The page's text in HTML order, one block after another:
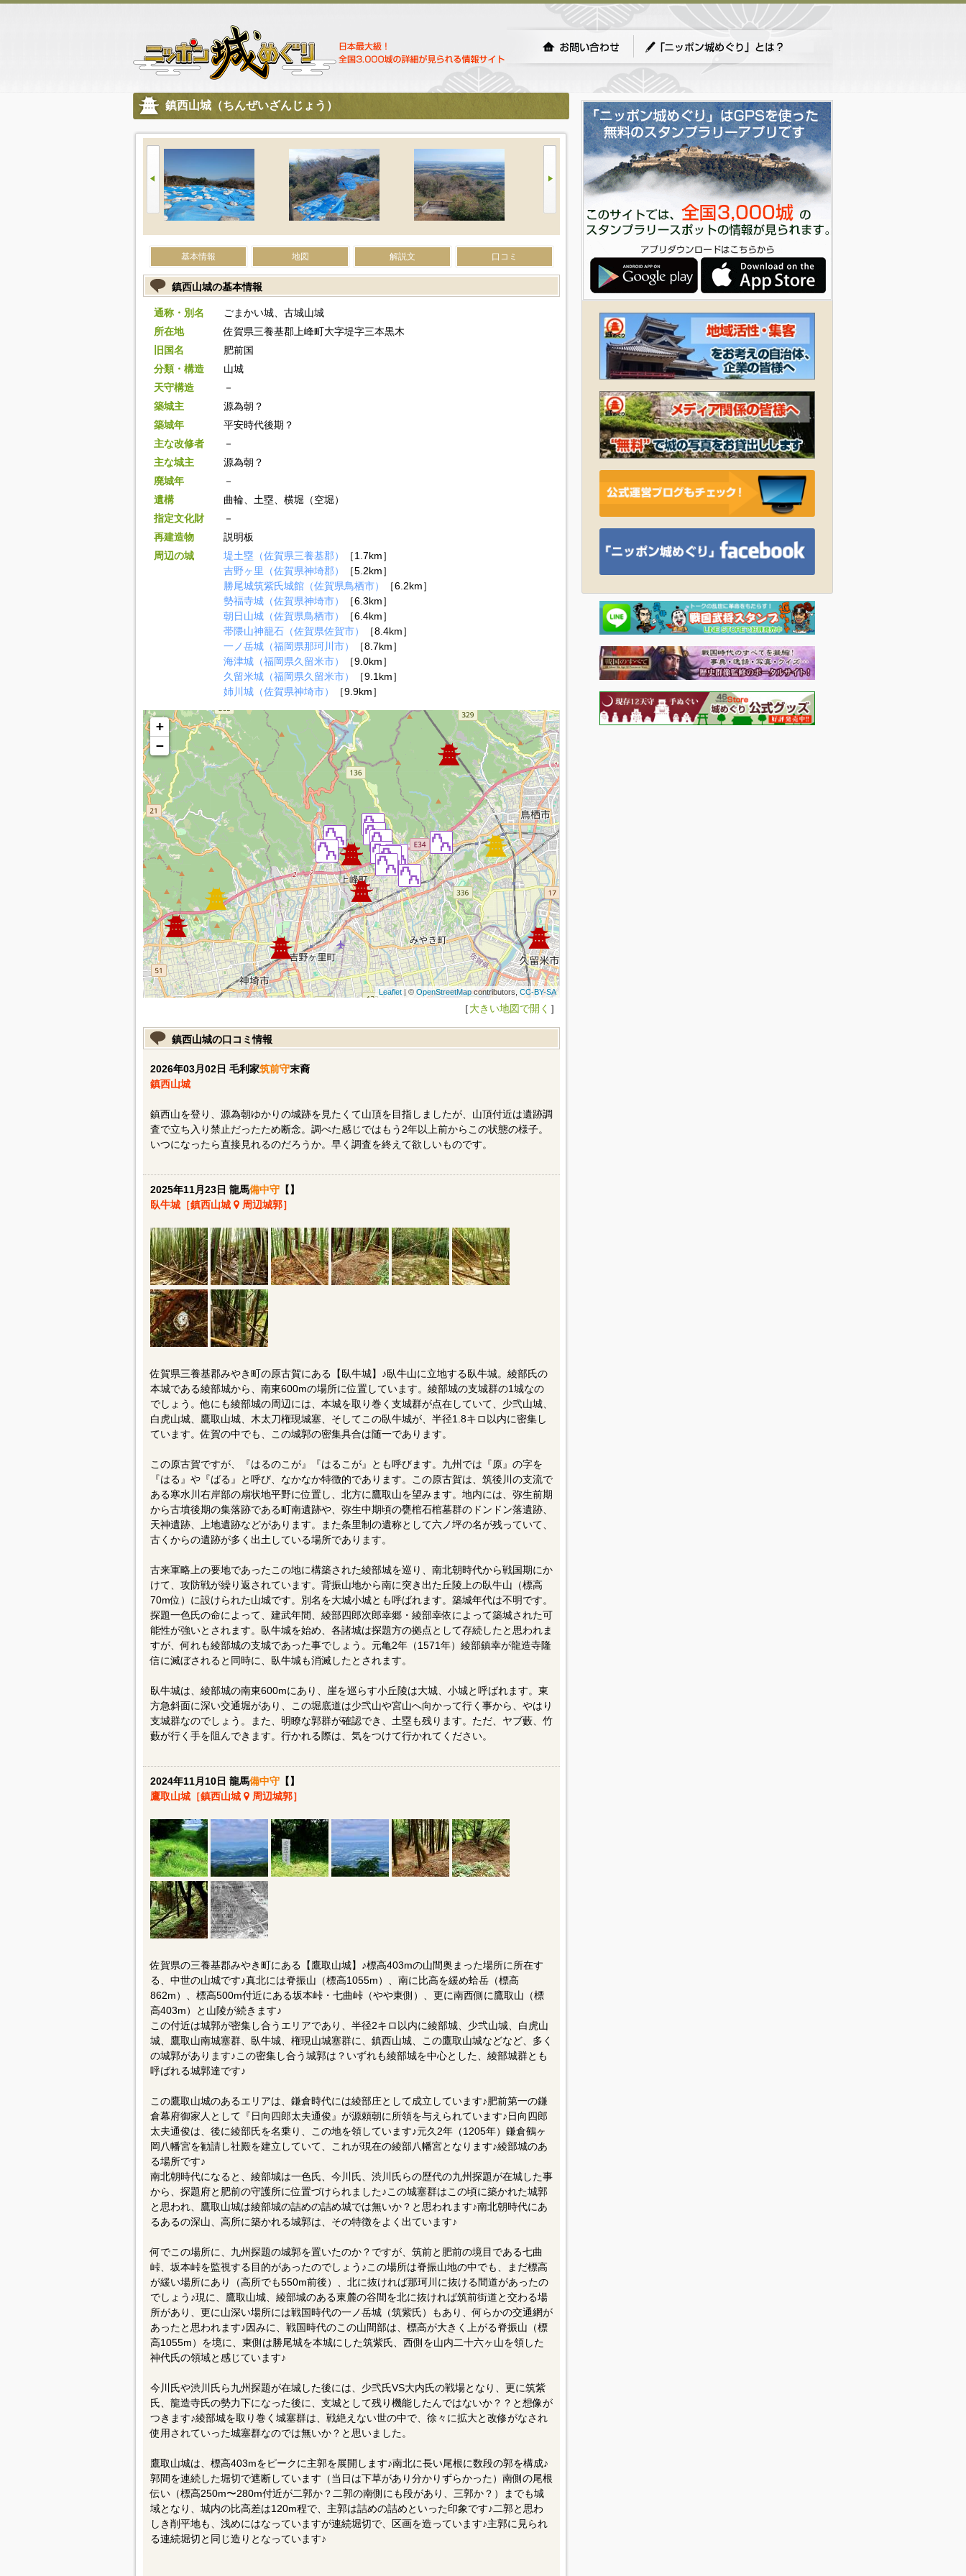
鎮西山城（ちんぜいざんじょう）
基本情報 地図 解説文 口コミ
鎮西山城の基本情報
通称・別名
ごまかい城、古城山城
所在地
佐賀県三養基郡上峰町大字堤字三本黒木
旧国名
肥前国
分類・構造
山城
天守構造
－
築城主
源為朝？
築城年
平安時代後期？
主な改修者
－
主な城主
源為朝？
廃城年
－
遺構
曲輪、土塁、横堀（空堀）
指定文化財
－
再建造物
説明板
周辺の城
堤土塁（佐賀県三養基郡）
［1.7km］
吉野ヶ里（佐賀県神埼郡）
［5.2km］
勝尾城筑紫氏城館（佐賀県鳥栖市）
［6.2km］
勢福寺城（佐賀県神埼市）
［6.3km］
朝日山城（佐賀県鳥栖市）
［6.4km］
帯隈山神籠石（佐賀県佐賀市）
［8.4km］
一ノ岳城（福岡県那珂川市）
［8.7km］
海津城（福岡県久留米市）
［9.0km］
久留米城（福岡県久留米市）
［9.1km］
姉川城（佐賀県神埼市）
［9.9km］
+
−
Leaflet| © OpenStreetMapcontributors, CC-BY-SA
［大きい地図で開く ］
鎮西山城の口コミ情報
2026年03月02日 毛利家筑前守末裔
鎮西山城
鎮西山を登り、源為朝ゆかりの城跡を見たくて山頂を目指しましたが、山頂付近は遺跡調
査で立ち入り禁止だったため断念。調べた感じではもう2年以上前からこの状態の様子。
いつになったら直接見れるのだろうか。早く調査を終えて欲しいものです。
2025年11月23日 龍馬備中守【】
臥牛城［鎮西山城
周辺城郭］
佐賀県三養基郡みやき町の原古賀にある【臥牛城】♪臥牛山に立地する臥牛城。綾部氏の
本城である綾部城から、南東600mの場所に位置しています。綾部城の支城群の1城なの
でしょう。他にも綾部城の周辺には、本城を取り巻く支城群が点在していて、少弐山城、
白虎山城、鷹取山城、木太刀権現城塞、そしてこの臥牛城が、半径1.8キロ以内に密集し
ています。佐賀の中でも、この城郭の密集具合は随一であります。
この原古賀ですが、『はるのこが』『はるこが』とも呼びます。九州では『原』の字を
『はる』や『ばる』と呼び、なかなか特徴的であります。この原古賀は、筑後川の支流で
ある寒水川右岸部の扇状地平野に位置し、北方に鷹取山を望みます。地内には、弥生前期
から古墳後期の集落跡である町南遺跡や、弥生中期頃の甕棺石棺墓群のドンドン落遺跡、
天神遺跡、上地遺跡などがあります。また条里制の遺称として六ノ坪の名が残っていて、
古くからの遺跡が多く出土している場所であります。
古来軍略上の要地であったこの地に構築された綾部城を巡り、南北朝時代から戦国期にか
けて、攻防戦が繰り返されています。背振山地から南に突き出た丘陵上の臥牛山（標高
70m位）に設けられた山城です。別名を大城小城とも呼ばれます。築城年代は不明です。
探題一色氏の命によって、建武年間、綾部四郎次郎幸郷・綾部幸依によって築城された可
能性が強いとされます。臥牛城を始め、各諸城は探題方の拠点として存続したと思われま
すが、何れも綾部城の支城であった事でしょう。元亀2年（1571年）綾部鎮幸が龍造寺隆
信に滅ぼされると同時に、臥牛城も消滅したとされます。
臥牛城は、綾部城の南東600mにあり、崖を巡らす小丘陵は大城、小城と呼ばれます。東
方急斜面に深い交通堀があり、この堀底道は少弐山や宮山へ向かって行く事から、やはり
支城群なのでしょう。また、明瞭な郭群が確認でき、土塁も残ります。ただ、ヤブ藪、竹
藪が行く手を阻んできます。行かれる際は、気をつけて行かれてください。
2024年11月10日 龍馬備中守【】
鷹取山城［鎮西山城
周辺城郭］
佐賀県の三養基郡みやき町にある【鷹取山城】♪標高403mの山間奥まった場所に所在す
る、中世の山城です♪真北には脊振山（標高1055m）、南に比高を緩め蛤岳（標高
862m）、標高500m付近にある坂本峠・七曲峠（やや東側）、更に南西側に鷹取山（標
高403m）と山陵が続きます♪
この付近は城郭が密集し合うエリアであり、半径2キロ以内に綾部城、少弐山城、白虎山
城、鷹取山南城塞群、臥牛城、権現山城塞群に、鎮西山城、この鷹取山城などなど、多く
の城郭があります♪この密集し合う城郭は？いずれも綾部城を中心とした、綾部城群とも
呼ばれる城郭達です♪
この鷹取山城のあるエリアは、鎌倉時代には綾部庄として成立しています♪肥前第一の鎌
倉幕府御家人として『日向四郎太夫通俊』が源頼朝に所領を与えられています♪日向四郎
太夫通俊は、後に綾部氏を名乗り、この地を領しています♪元久2年（1205年）鎌倉鶴ヶ
岡八幡宮を勧請し社殿を建立していて、これが現在の綾部八幡宮となります♪綾部城のあ
る場所です♪
南北朝時代になると、綾部城は一色氏、今川氏、渋川氏らの歴代の九州探題が在城した事
から、探題府と肥前の守護所に位置づけられました♪この城塞群はこの頃に築かれた城郭
と思われ、鷹取山城は綾部城の詰めの詰め城では無いか？と思われます♪南北朝時代にあ
るあるの深山、高所に築かれる城郭は、その特徴をよく出ています♪
何でこの場所に、九州探題の城郭を置いたのか？ですが、筑前と肥前の境目である七曲
峠、坂本峠を監視する目的があったのでしょう♪この場所は脊振山地の中でも、まだ標高
が緩い場所にあり（高所でも550m前後）、北に抜ければ那珂川に抜ける間道があったの
でしょう♪現に、鷹取山城、綾部城のある東麓の谷間を北に抜ければ筑前街道と交わる場
所があり、更に山深い場所には戦国時代の一ノ岳城（筑紫氏）もあり、何らかの交通網が
あったと思われます♪因みに、戦国時代のこの山間部は、標高が大きく上がる脊振山（標
高1055m）を境に、東側は勝尾城を本城にした筑紫氏、西側を山内二十六ヶ山を領した
神代氏の領域と感じています♪
今川氏や渋川氏ら九州探題が在城した後には、少弐氏VS大内氏の戦場となり、更に筑紫
氏、龍造寺氏の勢力下になった後に、支城として残り機能したんではないか？？と想像が
つきます♪綾部城を取り巻く城塞群は、戦絶えない世の中で、徐々に拡大と改修がなされ
使用されていった城塞群なのでは無いか？と思いました。
鷹取山城は、標高403mをピークに主郭を展開します♪南北に長い尾根に数段の郭を構成♪
郭間を連続した堀切で遮断しています（当日は下草があり分かりずらかった）南側の尾根
伝い（標高250m〜280m付近が二郭か？二郭の南側にも段があり、三郭か？）までも城
域となり、城内の比高差は120m程で、主郭は詰めの詰めといった印象です♪二郭と思わ
しき削平地も、浅めにはなっていますが連続堀切で、区画を造っています♪主郭に見られ
る連続堀切と同じ造りとなっています♪